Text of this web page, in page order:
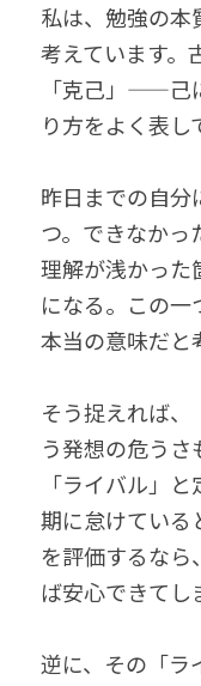
私は、勉強の本
考えています。
「克己」——己
り方をよく表し
昨日までの自分
つ。できなかっ
理解が浅かった
になる。この一
本当の意味だと
そう捉えれば
う発想の危うさ
「ライバル」
期に怠けている
を評価するなら
ば安心できてし
逆に、その「ラ